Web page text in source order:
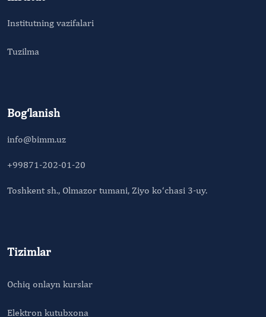
Institutning vazifalari
Tuzilma
Bog‘lanish
info@bimm.uz
+99871-202-01-20
Toshkent sh., Olmazor tumani, Ziyo ko‘chasi 3-uy.
Tizimlar
Ochiq onlayn kurslar
Elektron kutubxona